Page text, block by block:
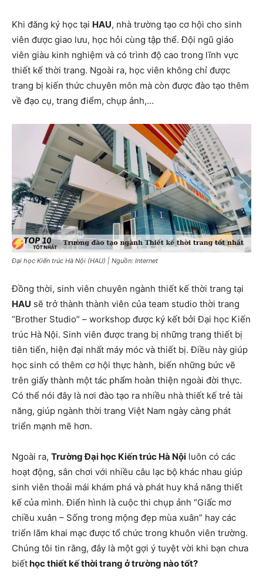
Khi đăng ký học tại HAU, nhà trường tạo cơ hội cho sinh
viên được giao lưu, học hỏi cùng tập thể. Đội ngũ giáo
viên giàu kinh nghiệm và có trình độ cao trong lĩnh vực
thiết kế thời trang. Ngoài ra, học viên không chỉ được
trang bị kiến ​​thức chuyên môn mà còn được đào tạo thêm
về đạo cụ, trang điểm, chụp ảnh,…
Đại học Kiến trúc Hà Nội (HAU) | Nguồn: Internet
Đồng thời, sinh viên chuyên ngành thiết kế thời trang tại
HAU sẽ trở thành thành viên của team studio thời trang
“Brother Studio” – workshop được ký kết bởi Đại học Kiến
trúc Hà Nội. Sinh viên được trang bị những trang thiết bị
tiên tiến, hiện đại nhất máy móc và thiết bị. Điều này giúp
học sinh có thêm cơ hội thực hành, biến những bức vẽ
trên giấy thành một tác phẩm hoàn thiện ngoài đời thực.
Có thể nói đây là nơi đào tạo ra nhiều nhà thiết kế trẻ tài
năng, giúp ngành thời trang Việt Nam ngày càng phát
triển mạnh mẽ hơn.
Ngoài ra, Trường Đại học Kiến trúc Hà Nội luôn có các
hoạt động, sân chơi với nhiều câu lạc bộ khác nhau giúp
sinh viên thoải mái khám phá và phát huy khả năng thiết
kế của mình. Điển hình là cuộc thi chụp ảnh “Giấc mơ
chiều xuân – Sống trong mộng đẹp mùa xuân” hay các
triển lãm khai mạc được tổ chức trong khuôn viên trường.
Chúng tôi tin rằng, đây là một gợi ý tuyệt vời khi bạn chưa
biếthọc thiết kế thời trang ở trường nào tốt?